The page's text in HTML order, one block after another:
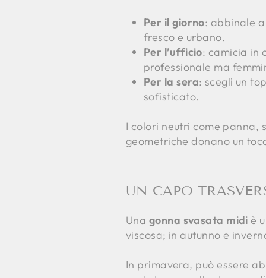
Per il giorno: abbinale
fresco e urbano.
Per l’ufficio: camicia in
professionale ma
Per la sera: scegli un
sofisticato.
I colori neutri come panna,
geometriche donano un
UN CAPO
Una gonna svasata midi è
viscosa; in autunno e
In primavera, può essere